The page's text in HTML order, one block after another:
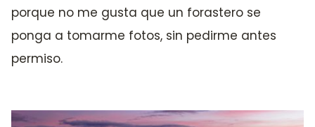
porque no me gusta que un forastero se
ponga a tomarme fotos, sin pedirme antes
permiso.